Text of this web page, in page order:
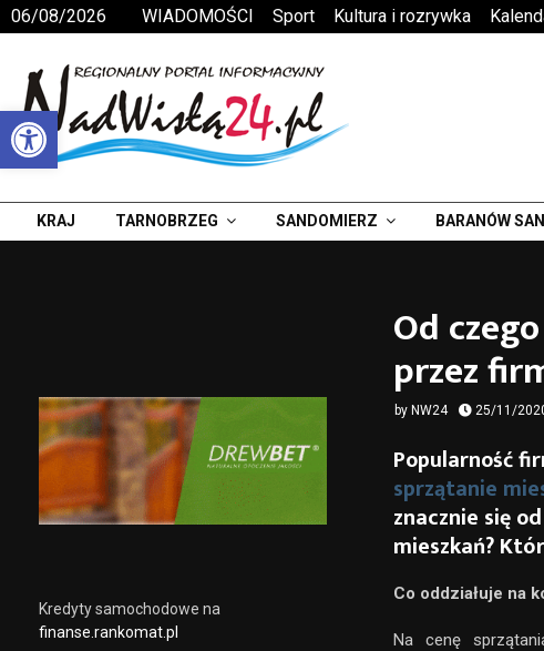
Otwórz pasek narzędzi
06/08/2026 WIADOMOŚCI Sport Kultura i rozrywka
KRAJ TARNOBRZEG SANDOMIERZ BARANÓW
Od
przez
by NW24 25/11/
Popularność
sprzątanie
znacznie się
mieszkań?
Co oddziałuje na
Na cenę
Kredyty samochodowe na
finanse.rankomat.pl